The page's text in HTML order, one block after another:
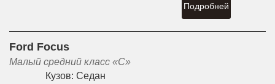
Подробней
Ford Focus
Малый средний класс «С»
Кузов: Седан